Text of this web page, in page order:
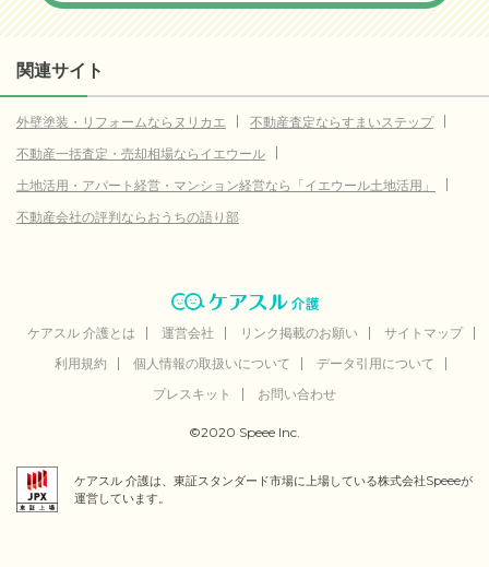
関連サイト
外壁塗装・リフォームならヌリカエ
不動産査定ならすまいステップ
不動産一括査定・売却相場ならイエウール
土地活用・アパート経営・マンション経営なら「イエウール土地活用」
不動産会社の評判ならおうちの語り部
ケアスル 介護とは 運営会社 リンク掲載のお願い
サイトマップ
利用規約
個人情報の取扱いについて
データ引用について
プレスキット
お問い合わせ
©2020 Speee Inc.
ケアスル 介護は、東証スタンダード市場に上場している株式会社Speeeが
運営しています。